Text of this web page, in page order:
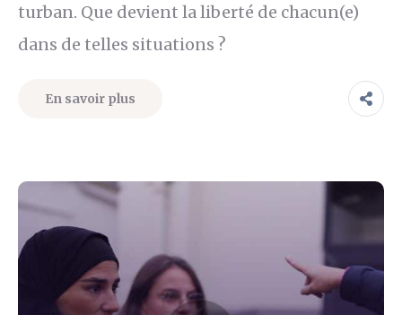
turban. Que devient la liberté de chacun(e)
dans de telles situations ?
En savoir plus